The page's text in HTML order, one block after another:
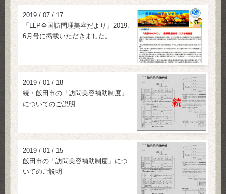
2019 / 07 / 17
「LLP全国訪問理美容だより」2019.
6月号に掲載いただきました。
2019 / 01 / 18
続・飯田市の「訪問美容補助制度」
についてのご説明
2019 / 01 / 15
飯田市の「訪問美容補助制度」につ
いてのご説明